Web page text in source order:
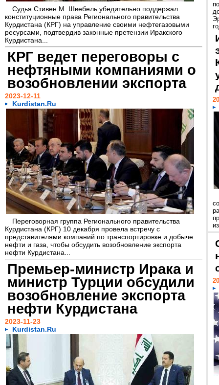
Судья Стивен М. Швебель убедительно поддержал
конституционные права Регионального правительства
Курдистана (КРГ) на управление своими нефтегазовыми
ресурсами, подтвердив законные претензии Иракского
Курдистана...
КРГ ведет переговоры с
нефтяными компаниями о
возобновлении экспорта
2023-12-11
Kurdistan.Ru
Переговорная группа Регионального правительства
Курдистана (КРГ) 10 декабря провела встречу с
представителями компаний по транспортировке и добыче
нефти и газа, чтобы обсудить возобновление экспорта
нефти Курдистана...
Премьер-министр Ирака и
министр Турции обсудили
возобновление экспорта
нефти Курдистана
2023-11-23
Kurdistan.Ru